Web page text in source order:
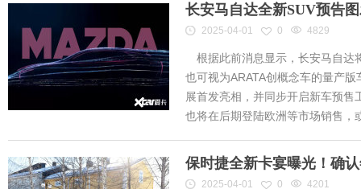
长安马自达全新SUV预告
2025-04-01 0 4829
根据此前消息显示，长安马自达
也可视为ARATA创概念车的量产
展首发亮相，并同步开启新车预售
也将在后期登陆欧洲等市场销售，
保时捷全新卡宴曝光！确
2025-04-01 0 4201